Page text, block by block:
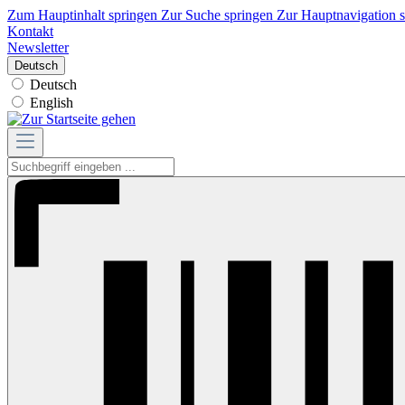
Zum Hauptinhalt springen Zur Suche springen Zur Hauptnavigation
Kontakt
Newsletter
Deutsch
Deutsch
English